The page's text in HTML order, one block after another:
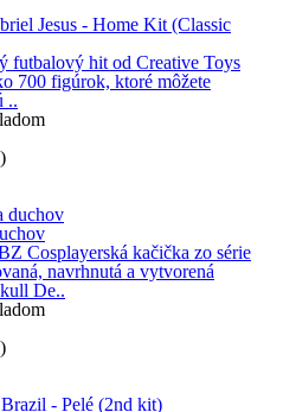
Jesus - Home Kit (Classic
futbalový hit od Creative Toys
700 figúrok, ktoré môžete
..
Cosplayerská kačička zo série
navrhnutá a vytvorená
De..